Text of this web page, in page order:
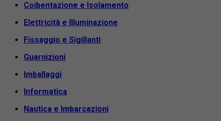
Coibentazione e Isolamento
Elettricità e Illuminazione
Fissaggio e Sigillanti
Guarnizioni
Imballaggi
Informatica
Nautica e Imbarcazioni